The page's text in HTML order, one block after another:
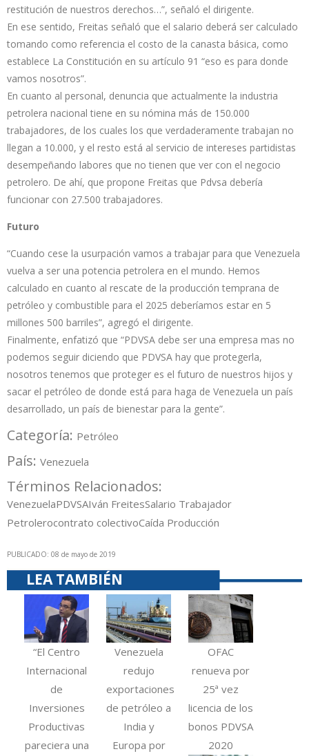
restitución de nuestros derechos…”, señaló el dirigente.
En ese sentido, Freitas señaló que el salario deberá ser calculado
tomando como referencia el costo de la canasta básica, como
establece La Constitución en su artículo 91 “eso es para donde
vamos nosotros”.
En cuanto al personal, denuncia que actualmente la industria
petrolera nacional tiene en su nómina más de 150.000
trabajadores, de los cuales los que verdaderamente trabajan no
llegan a 10.000, y el resto está al servicio de intereses partidistas
desempeñando labores que no tienen que ver con el negocio
petrolero. De ahí, que propone Freitas que Pdvsa debería
funcionar con 27.500 trabajadores.
Futuro
“Cuando cese la usurpación vamos a trabajar para que Venezuela
vuelva a ser una potencia petrolera en el mundo. Hemos
calculado en cuanto al rescate de la producción temprana de
petróleo y combustible para el 2025 deberíamos estar en 5
millones 500 barriles”, agregó el dirigente.
Finalmente, enfatizó que “PDVSA debe ser una empresa mas no
podemos seguir diciendo que PDVSA hay que protegerla,
nosotros tenemos que proteger es el futuro de nuestros hijos y
sacar el petróleo de donde está para haga de Venezuela un país
desarrollado, un país de bienestar para la gente”.
Categoría: Petróleo
País: Venezuela
Términos Relacionados:
VenezuelaPDVSAIván FreitesSalario Trabajador
Petrolerocontrato colectivoCaída Producción
PUBLICADO: 08 de mayo de 2019
LEA TAMBIÉN
“El Centro
Internacional
de
Inversiones
Productivas
pareciera una
Venezuela
redujo
exportaciones
de petróleo a
India y
Europa por
OFAC
renueva por
25ª vez
licencia de los
bonos PDVSA
2020